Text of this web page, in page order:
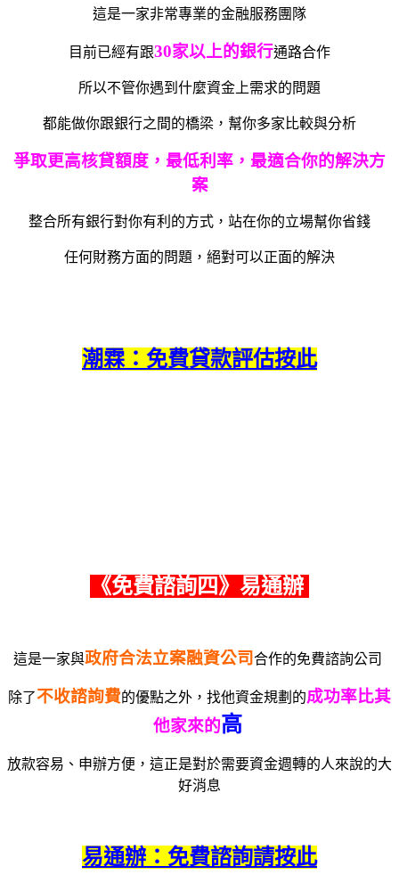
這是一家非常專業的金融服務團隊
目前已經有跟30家以上的銀行通路合作
所以不管你遇到什麼資金上需求的問題
都能做你跟銀行之間的橋梁，幫你多家比較與分析
爭取更高核貸額度，最低利率，最適合你的解決方
案
整合所有銀行對你有利的方式，站在你的立場幫你省錢
任何財務方面的問題，絕對可以正面的解決
潮霖：免費貸款評估按此
《免費諮詢四》易通辦
這是一家與政府合法立案融資公司合作的免費諮詢公司
除了不收諮詢費的優點之外，找他資金規劃的成功率比其
他家來的高
放款容易、申辦方便，這正是對於需要資金週轉的人來說的大
好消息
易通辦：免費諮詢請按此